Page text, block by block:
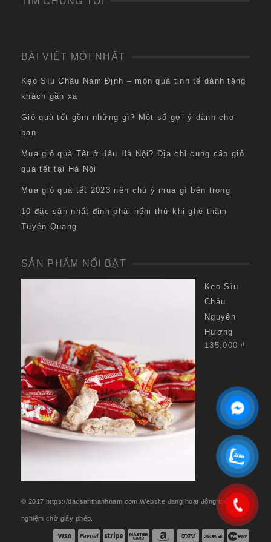
BÀI VIẾT MỚI NHẤT
Kẹo Sìu Châu Nam Định – món quà tinh tế dành tặng
khách gần xa
Giỏ quà tết gồm những gì? Một số gợi ý dành cho
bạn
Mua giỏ quà Tết ở đâu Hà Nội? Địa chỉ cung cấp giỏ
quà tết tại Hà Nội
Mua giỏ quà tết 2023 nên chú ý mua gì bên trong
10 đặc sản nhất định phải nếm thử khi ghé thăm
Tuyên Quang
SẢN PHẨM NỔI BẬT
Kẹo Sìu
Châu
Nguyên
Hương
135,000 ₫
© 2017 https://dacsanthanhnam.com.Website đang hoạt động thử
nghiệm chờ giấy phép.